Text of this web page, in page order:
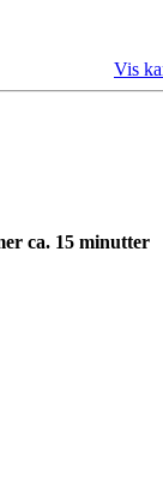
Vis
ca. 15 minutter